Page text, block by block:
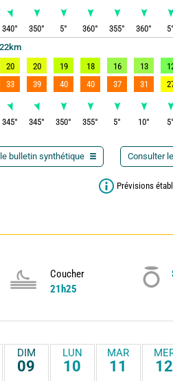
340° 350° 5° 360° 355° 360° 5°
20 20 19 18 16 13
33 39 40 40 37 31
345° 345° 350° 355° 5° 10° 5°
bulletin synthétique Consulter
Prévisions
Coucher
21h25
DIM
09
LUN
10
MAR
11 12